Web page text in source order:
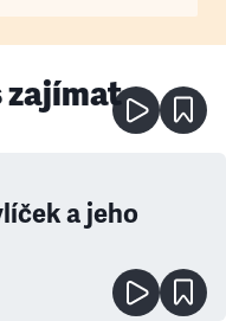
zajímat
a jeho